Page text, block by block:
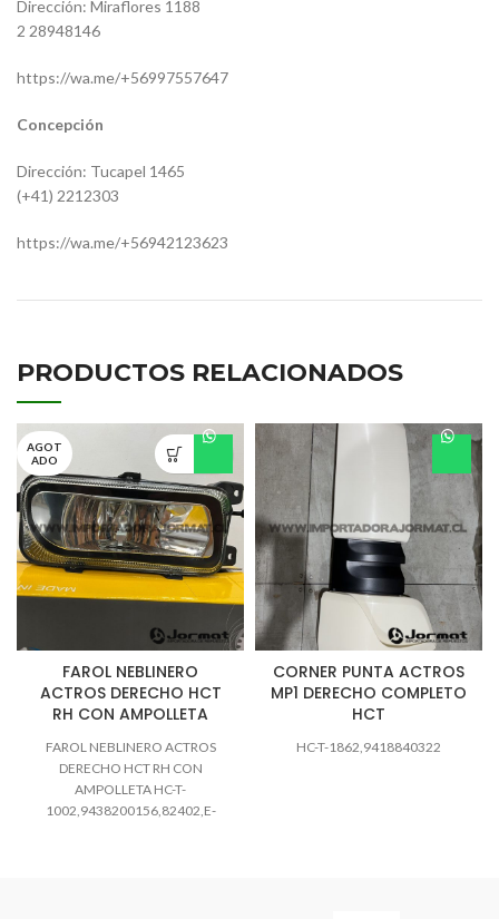
Dirección: Miraflores 1188
2 28948146
https://wa.me/+56997557647
Concepción
Dirección: Tucapel 1465
(+41) 2212303
https://wa.me/+56942123623
PRODUCTOS RELACIONADOS
AGOT
ADO
FAROL NEBLINERO
ACTROS DERECHO HCT
RH CON AMPOLLETA
FAROL NEBLINERO ACTROS
DERECHO HCT RH CON
AMPOLLETA HC-T-
1002,9438200156,82402,E-
CORNER PUNTA ACTROS
MP1 DERECHO COMPLETO
HCT
HC-T-1862,9418840322